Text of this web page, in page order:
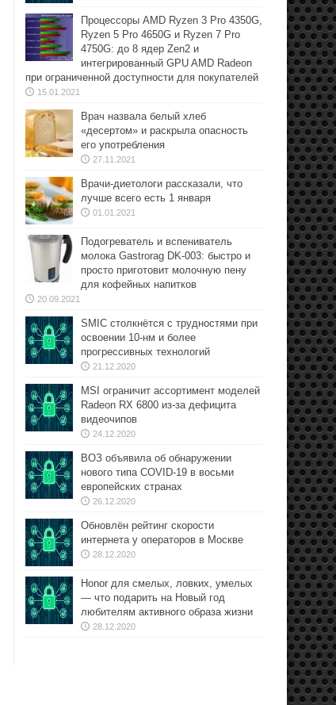
Процессоры AMD Ryzen 3 Pro 4350G,
Ryzen 5 Pro 4650G и Ryzen 7 Pro
4750G: до 8 ядер Zen2 и
интегрированный GPU AMD Radeon
при ограниченной доступности для покупателей
15.01.2021
Врач назвала белый хлеб
«десертом» и раскрыла опасность
его употребления
27.11.2021
Врачи-диетологи рассказали, что
лучше всего есть 1 января
01.01.2021
Подогреватель и вспениватель
молока Gastrorag DK-003: быстро и
просто приготовит молочную пену
для кофейных напитков
20.09.2021
SMIC столкнётся с трудностями при
освоении 10-нм и более
прогрессивных технологий
21.12.2020
MSI ограничит ассортимент моделей
Radeon RX 6800 из-за дефицита
видеочипов
24.12.2020
ВОЗ объявила об обнаружении
нового типа COVID-19 в восьми
европейских странах
26.12.2020
Обновлён рейтинг скорости
интернета у операторов в Москве
28.12.2020
Honor для смелых, ловких, умелых
— что подарить на Новый год
любителям активного образа жизни
28.12.2020